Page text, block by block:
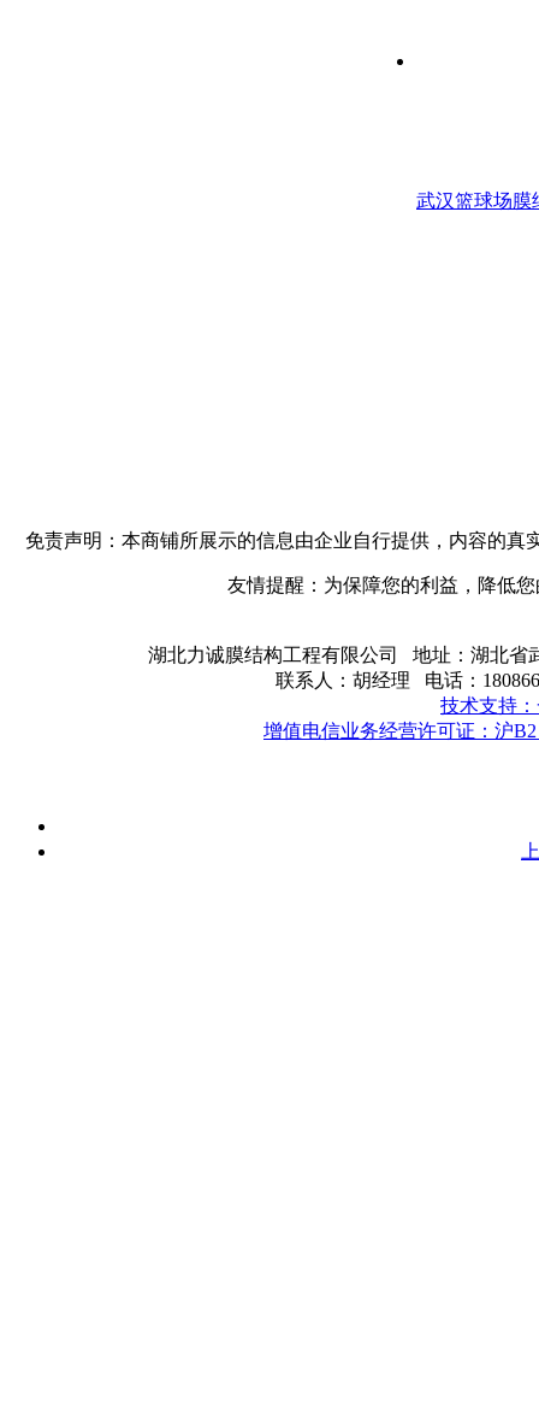
武汉篮球场
免责声明：本商铺所展示的信息由企业自行提供，内容的
友情提醒：为保障您的利益，降低
湖北力诚膜结构工程有限公司 地址：湖北省
联系人：胡经理 电话：
技术支持
增值电信业务经营许可证：沪